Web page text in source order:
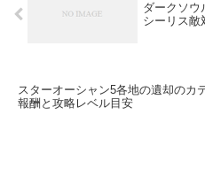
ダークソウ
シーリス敵
スターオーシャン5各地の遺却のカ
報酬と攻略レベル目安